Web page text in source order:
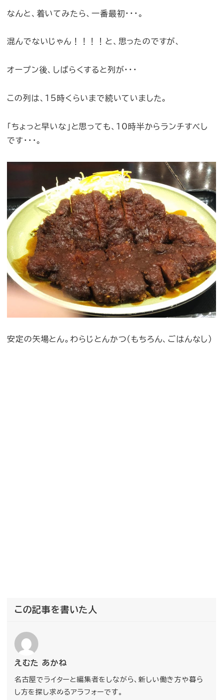
なんと、着いてみたら、一番最初・・・。
混んでないじゃん！！！！と、思ったのですが、
オープン後、しばらくすると列が・・・
この列は、15時くらいまで続いていました。
「ちょっと早いな」と思っても、10時半からランチすべし
です・・・。
安定の矢場とん。わらじとんかつ（もちろん、ごはんなし）
この記事を書いた人
えむた あかね
名古屋でライターと編集者をしながら、新しい働き方や暮ら
し方を探し求めるアラフォーです。